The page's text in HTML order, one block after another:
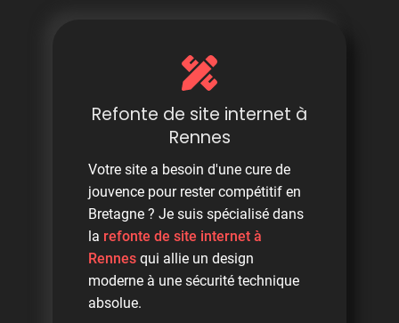
Refonte de site internet à
Rennes
Votre site a besoin d'une cure de
jouvence pour rester compétitif en
Bretagne ? Je suis spécialisé dans
la refonte de site internet à
Rennes qui allie un design
moderne à une sécurité technique
absolue.